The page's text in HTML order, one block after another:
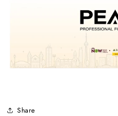
Share